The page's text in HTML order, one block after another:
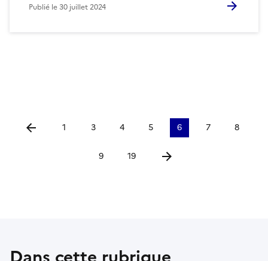
Publié le30 juillet 2024
Aller à la page précédente
1 3 4 5 6 7 8
9 19 Aller à la page suivante